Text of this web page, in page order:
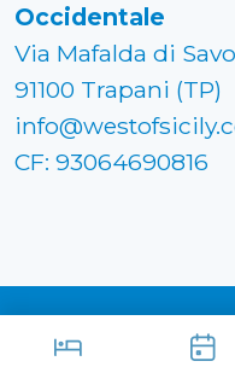
Occidentale
Via Mafalda di
91100 Trapani (TP)
CF: 93064690816
Made in with